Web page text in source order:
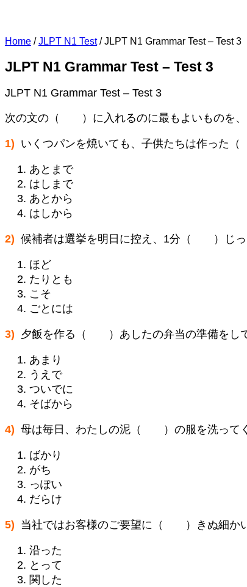
Home / JLPT N1 Test / JLPT N1 Grammar Test – Test 3
JLPT N1 Grammar Test – Test 3
JLPT N1 Grammar Test – Test 3
次の文の（ ）に入れるのに最もよいものを、
1) いくつパンを焼いても、子供たちは作った
あとまで
はしまで
あとから
はしから
2) 候補者は選挙を明日に控え、1分（ ）じっ
ほど
たりとも
こそ
ごとには
3) 夕飯を作る（ ）あしたの弁当の準備をして
あまり
うえで
ついでに
そばから
4) 母は毎日、わたしの泥（ ）の服を洗ってく
ばかり
がち
っぽい
だらけ
5) 当社ではお客様のご要望に（ ）きぬ細かい
沿った
とって
関した